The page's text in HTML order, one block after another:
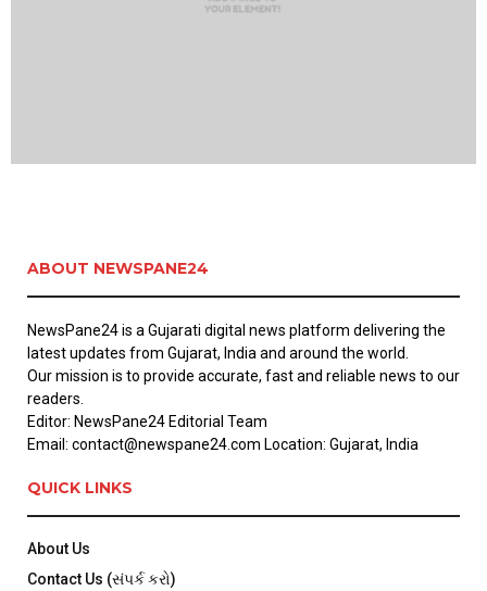
ABOUT NEWSPANE24
NewsPane24 is a Gujarati digital news platform delivering the
latest updates from Gujarat, India and around the world.
Our mission is to provide accurate, fast and reliable news to our
readers.
Editor: NewsPane24 Editorial Team
Email: contact@newspane24.com Location: Gujarat, India
QUICK LINKS
About Us
Contact Us (સંપર્ક કરો)